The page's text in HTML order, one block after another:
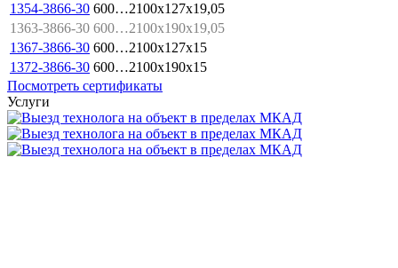
1354-3866-30 600…2100x127x19,05
1363-3866-30 600…2100x190x19,05
1367-3866-30 600…2100x127x15
1372-3866-30 600…2100x190x15
Посмотреть сертификаты
Услуги